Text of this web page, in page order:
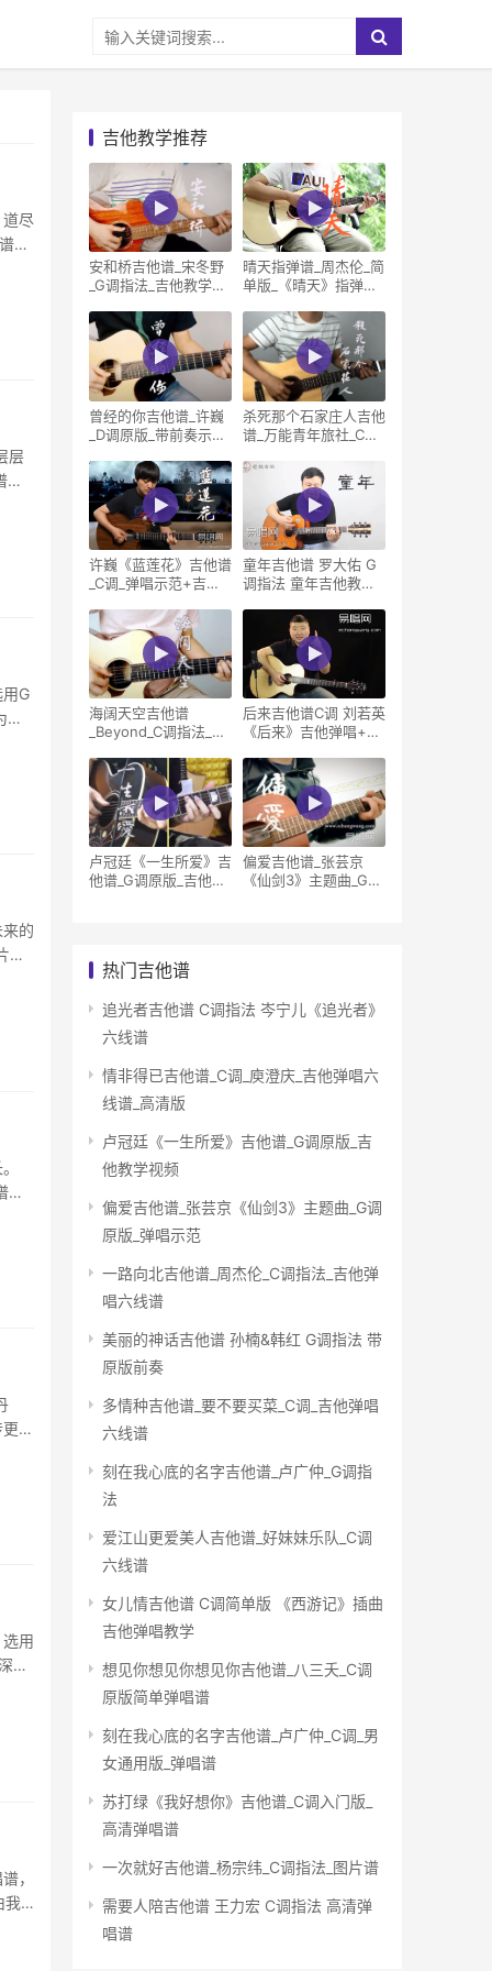
尽
完
层
，
G
真
的
六
用
情
，
我
吉他教学推荐
安和桥吉他谱_宋冬野
_G调指法_吉他教学视
晴天指弹谱_周杰伦_简
单版_《晴天》指弹吉
曾经的你吉他谱_许巍
_D调原版_带前奏示范
杀死那个石家庄人吉他
谱_万能青年旅社_C调_
许巍《蓝莲花》吉他谱
_C调_弹唱示范+吉他
童年吉他谱 罗大佑 G
调指法 童年吉他教学
海阔天空吉他谱
_Beyond_C调指法_吉
后来吉他谱C调 刘若英
《后来》吉他弹唱+教
卢冠廷《一生所爱》吉
他谱_G调原版_吉他教
偏爱吉他谱_张芸京
《仙剑3》主题曲_G调
热门吉他谱
追光者吉他谱 C调指法 岑宁儿《追光者》
六线谱
情非得已吉他谱_C调_庾澄庆_吉他弹唱六
线谱_高清版
卢冠廷《一生所爱》吉他谱_G调原版_吉
他教学视频
偏爱吉他谱_张芸京《仙剑3》主题曲_G调
原版_弹唱示范
一路向北吉他谱_周杰伦_C调指法_吉他弹
唱六线谱
美丽的神话吉他谱 孙楠&韩红 G调指法 带
原版前奏
多情种吉他谱_要不要买菜_C调_吉他弹唱
六线谱
刻在我心底的名字吉他谱_卢广仲_G调指
法
爱江山更爱美人吉他谱_好妹妹乐队_C调
六线谱
女儿情吉他谱 C调简单版 《西游记》插曲
吉他弹唱教学
想见你想见你想见你吉他谱_八三夭_C调
原版简单弹唱谱
刻在我心底的名字吉他谱_卢广仲_C调_男
女通用版_弹唱谱
苏打绿《我好想你》吉他谱_C调入门版_
高清弹唱谱
一次就好吉他谱_杨宗纬_C调指法_图片谱
需要人陪吉他谱 王力宏 C调指法 高清弹
唱谱